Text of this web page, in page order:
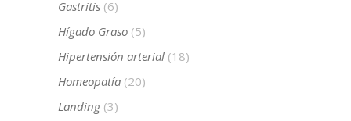
Gastritis (6)
Hígado Graso (5)
Hipertensión arterial (18)
Homeopatía (20)
Landing (3)